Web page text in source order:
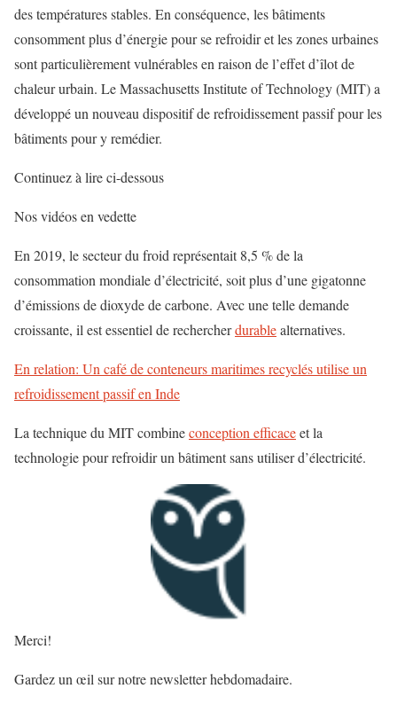
des températures stables. En conséquence, les bâtiments
consomment plus d’énergie pour se refroidir et les zones urbaines
sont particulièrement vulnérables en raison de l’effet d’îlot de
chaleur urbain. Le Massachusetts Institute of Technology (MIT) a
développé un nouveau dispositif de refroidissement passif pour les
bâtiments pour y remédier.
Continuez à lire ci-dessous
Nos vidéos en vedette
En 2019, le secteur du froid représentait 8,5 % de la
consommation mondiale d’électricité, soit plus d’une gigatonne
d’émissions de dioxyde de carbone. Avec une telle demande
croissante, il est essentiel de rechercherdurablealternatives.
En relation: Un café de conteneurs maritimes recyclés utilise un
refroidissement passif en Inde
La technique du MIT combineconception efficaceet la
technologie pour refroidir un bâtiment sans utiliser d’électricité.
Merci!
Gardez un œil sur notre newsletter hebdomadaire.